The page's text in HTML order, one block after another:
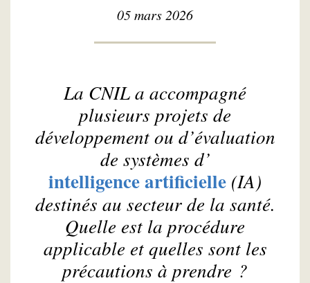
05 mars 2026
La CNIL a accompagné
plusieurs projets de
développement ou d’évaluation
de systèmes d’
intelligence artificielle (IA)
destinés au secteur de la santé.
Quelle est la procédure
applicable et quelles sont les
précautions à prendre ?